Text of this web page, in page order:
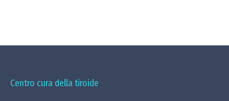
Centro cura della tiroide